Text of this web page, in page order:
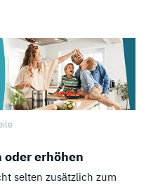
erhöhen
selten zusätzlich zum